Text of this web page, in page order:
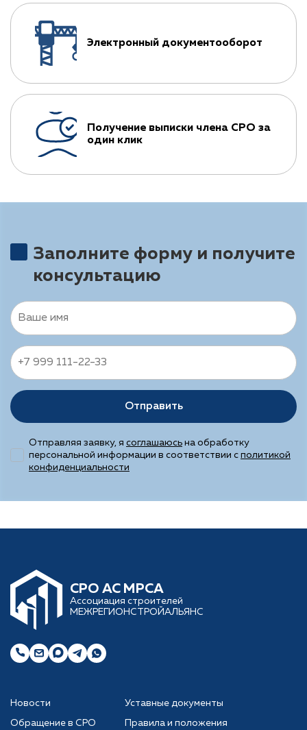
Электронный документооборот
Получение выписки члена СРО за
один клик
Заполните форму и получите
консультацию
Отправить
Отправляя заявку, я соглашаюсь на обработку
персональной информации в соответствии с политикой
конфиденциальности
CРО АС МРСА
Ассоциация строителей
МЕЖРЕГИОНСТРОЙАЛЬЯНС
Новости
Обращение в СРО
Уставные документы
Правила и положения